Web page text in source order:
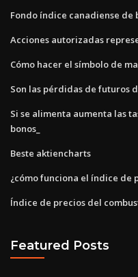
Fondo índice canadiense de
Acciones autorizadas
Cómo hacer el símbolo de
Son las pérdidas de futuros
Si se alimenta aumenta las
bonos_
Beste aktiencharts
¿cómo funciona el índice de
Índice de precios del
Featured Posts